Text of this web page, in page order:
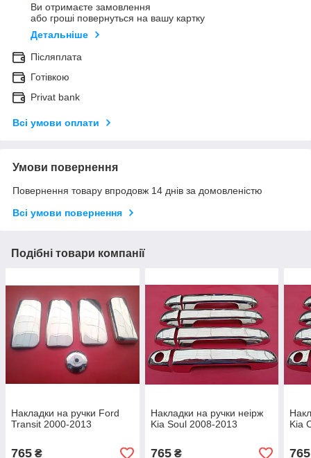
Ви отримаєте замовлення
або гроші повернуться на вашу картку
Детальніше
Післяплата
Готівкою
Privat bank
Всі умови оплати
Умови повернення
Повернення товару впродовж 14 днів за домовленістю
Всі умови повернення
Подібні товари компанії
Накладки на ручки Ford
Transit 2000-2013
765 ₴
Накладки на ручки неірж
Kia Soul 2008-2013
765₴
Kia
765